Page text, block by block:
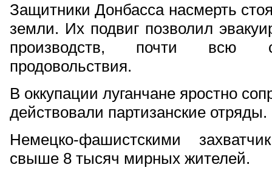
Защитники Донбасса насмерть
земли. Их подвиг позволил
производств, почти всю
продовольствия.
В оккупации луганчане яростно
действовали партизанские отряды.
Немецко-фашистскими
свыше 8 тысяч мирных жителей.